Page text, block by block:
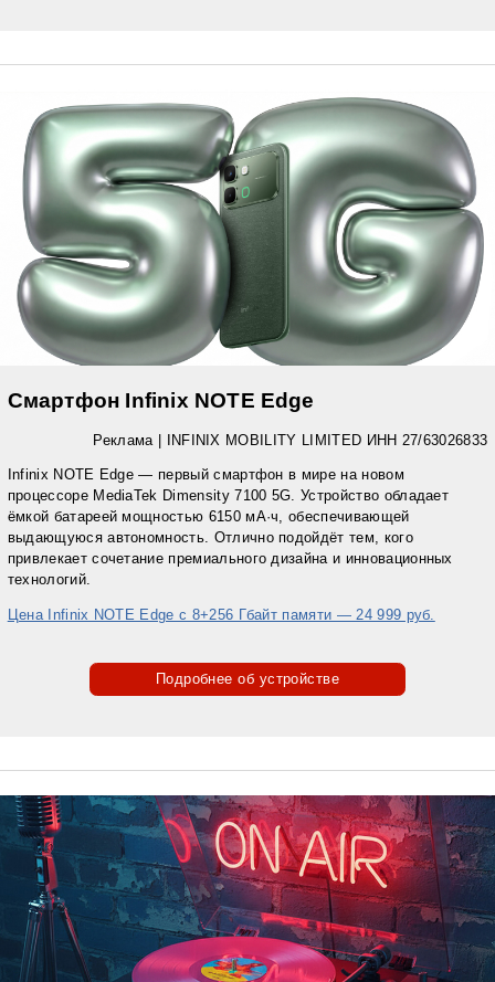
Смартфон Infinix NOTE Edge
Реклама | INFINIX MOBILITY LIMITED ИНН 27/63026833
Infinix NOTE Edge — первый смартфон в мире на новом
процессоре MediaTek Dimensity 7100 5G. Устройство обладает
ёмкой батареей мощностью 6150 мА·ч, обеспечивающей
выдающуюся автономность. Отлично подойдёт тем, кого
привлекает сочетание премиального дизайна и инновационных
технологий.
Цена Infinix NOTE Edge с 8+256 Гбайт памяти — 24 999 руб.
Подробнее об устройстве